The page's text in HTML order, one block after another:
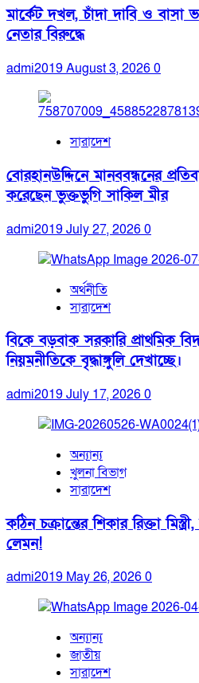
মার্কেট দখল, চাঁদা দাবি ও বাসা
নেতার বিরুদ্ধে
admi2019August 3, 20260
সারাদেশ
বোরহানউদ্দিনে মানববন্ধনের
করেছেন ভুক্তভুগি সাকিল মীর
admi2019July 27, 20260
অর্থনীতি
সারাদেশ
বিকে বড়বাক সরকারি প্রাথমিক
নিয়মনীতিকে বৃদ্ধাঙ্গুলি দেখাচ্ছে।
admi2019July 17, 20260
অন্যান্য
খুলনা বিভাগ
সারাদেশ
কঠিন চক্রান্তের শিকার রিক্তা
লেমন!
admi2019 May 26, 20260
অন্যান্য
জাতীয়
সারাদেশ